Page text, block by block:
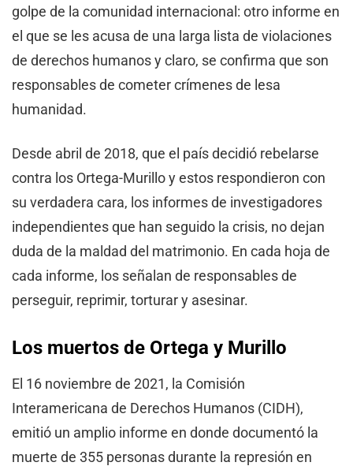
golpe de la comunidad internacional: otro informe en
el que se les acusa de una larga lista de violaciones
de derechos humanos y claro, se confirma que son
responsables de cometer crímenes de lesa
humanidad.
Desde abril de 2018, que el país decidió rebelarse
contra los Ortega-Murillo y estos respondieron con
su verdadera cara, los informes de investigadores
independientes que han seguido la crisis, no dejan
duda de la maldad del matrimonio. En cada hoja de
cada informe, los señalan de responsables de
perseguir, reprimir, torturar y asesinar.
Los muertos de Ortega y Murillo
El 16 noviembre de 2021, la Comisión
Interamericana de Derechos Humanos (CIDH),
emitió un amplio informe en donde documentó la
muerte de 355 personas durante la represión en